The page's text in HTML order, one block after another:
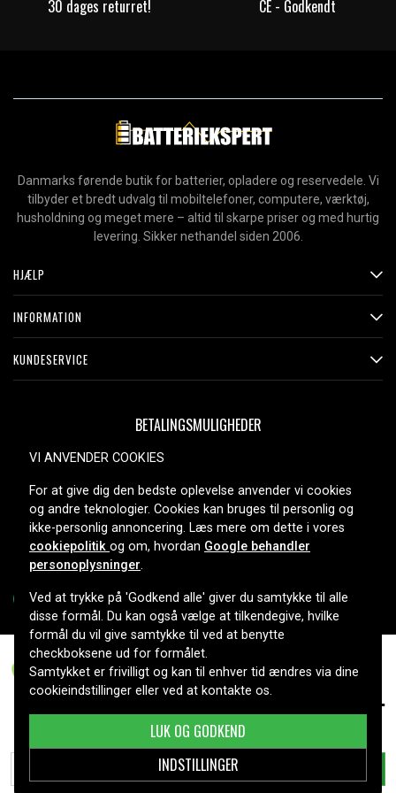
Sanyo CAS130, 3,6V, 600 mAh 69 kr.
TILFØJ TIL KURV
30 dages returret! CE - Godkendt
Danmarks førende butik for batterier, opladere og reservedele. Vi
tilbyder et bredt udvalg til mobiltelefoner, computere, værktøj,
husholdning og meget mere – altid til skarpe priser og med hurtig
levering. Sikker nethandel siden 2006.
HJÆLP
INFORMATION
KUNDESERVICE
BETALINGSMULIGHEDER
LEVERINGSMULIGHEDER
Copyright © 2026, Spares Nordic AB
VI ANVENDER COOKIES
For at give dig den bedste oplevelse anvender vi cookies
og andre teknologier. Cookies kan bruges til personlig og
ikke-personlig annoncering. Læs mere om dette i vores
cookiepolitik og om, hvordan Google behandler
personoplysninger.
Ved at trykke på 'Godkend alle' giver du samtykke til alle
disse formål. Du kan også vælge at tilkendegive, hvilke
formål du vil give samtykke til ved at benytte
checkboksene ud for formålet.
Samtykket er frivilligt og kan til enhver tid ændres via dine
cookieindstillinger eller ved at kontakte os.
INDSTILLINGER
LUK OG GODKEND